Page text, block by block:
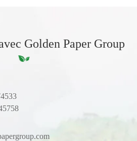
Golden Paper Group